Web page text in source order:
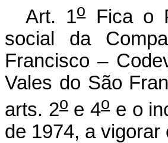
Art. 1oFica o
social da
Francisco –
Vales do São
arts. 2oe 4oe o
de 1974, a